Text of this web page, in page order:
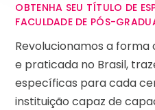
OBTENHA SEU TÍTULO DE
FACULDADE DE PÓS-
Revolucionamos a
e praticada no Brasil,
específicas para cada
instituição capaz de